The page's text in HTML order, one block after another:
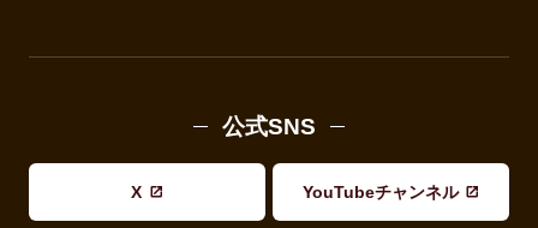
公式SNS
X YouTubeチャンネル